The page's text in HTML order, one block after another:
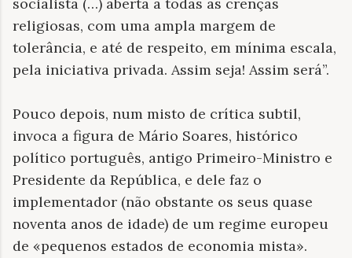
religiosas, com uma ampla margem de
tolerância, e até de respeito, em mínima escala,
pela iniciativa privada. Assim seja! Assim será”.
Pouco depois, num misto de crítica subtil,
invoca a figura de Mário Soares, histórico
político português, antigo Primeiro-Ministro e
Presidente da República, e dele faz o
implementador (não obstante os seus quase
noventa anos de idade) de um regime europeu
de «pequenos estados de economia mista».